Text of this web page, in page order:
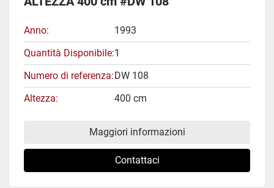
Anno
1993
Quantità Disponibile 1
Numero di referenza DW 108
Altezza
400 cm
Maggiori informazioni
Contattaci